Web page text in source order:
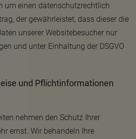
um einen datenschutzrechtlich
der gewährleistet, dass dieser die
unserer Websitebesucher nur
und unter Einhaltung der DSGVO
und Pflicht­informationen
nehmen den Schutz Ihrer
ernst. Wir behandeln Ihre